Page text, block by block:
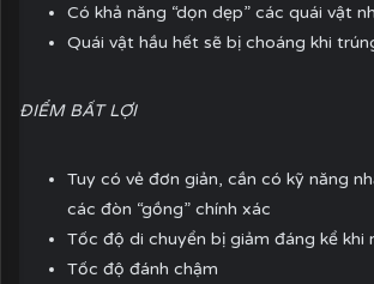
Có khả năng “dọn dẹp” các quái vật
Quái vật hầu hết sẽ bị choáng khi
ĐIỂM BẤT LỢI
Tuy có vẻ đơn giản, cần có kỹ năng
các đòn “gồng” chính xác
Tốc độ di chuyển bị giảm đáng kể khi
Tốc độ đánh chậm